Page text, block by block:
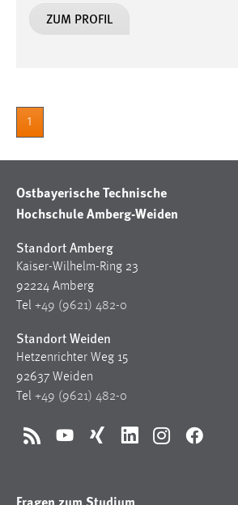
ZUM PROFIL
1
Ostbayerische Technische
Hochschule Amberg-Weiden
Standort Amberg
Kaiser-Wilhelm-Ring 23
92224 Amberg
Tel +49 (9621) 482-0
Standort Weiden
Hetzenrichter Weg 15
92637 Weiden
Tel +49 (9621) 482-0
RSS YouTubeXing LinkedInInstagramFacebook
Fragen zum Studium
Anbieter:
Name:
Anbieter:
Facebook
Zweck:
Cookie Laufzeit:
3 Monate
EXTERNE MEDIEN